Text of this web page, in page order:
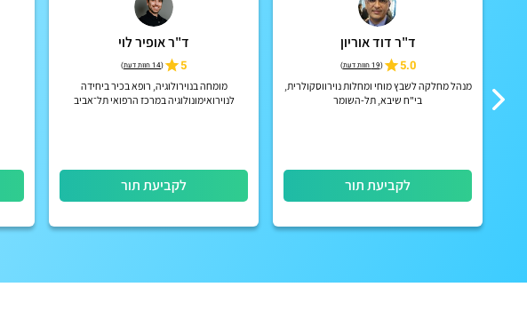
ד"ר דוד אוריון
5.0
(19 חוות דעת )
מנהל מחלקה לשבץ מוחי ומחלות נוירווסקולרית,
בי"ח שיבא, תל-השומר
לקביעת תור
ד"ר אופיר לוי
5
(14 חוות דעת )
מומחה בנוירולוגיה, רופא בכיר ביחידה
לנוירואימונולוגיה במרכז הרפואי תל־אביב
לקביעת תור